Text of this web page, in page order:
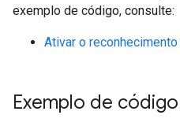
exemplo de código, consulte:
Ativar o
Exemplo de código